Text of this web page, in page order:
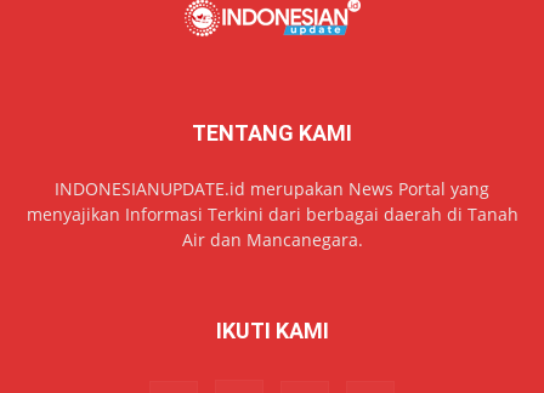
TENTANG KAMI
INDONESIANUPDATE.id merupakan News Portal yang
menyajikan Informasi Terkini dari berbagai daerah di Tanah
Air dan Mancanegara.
IKUTI KAMI